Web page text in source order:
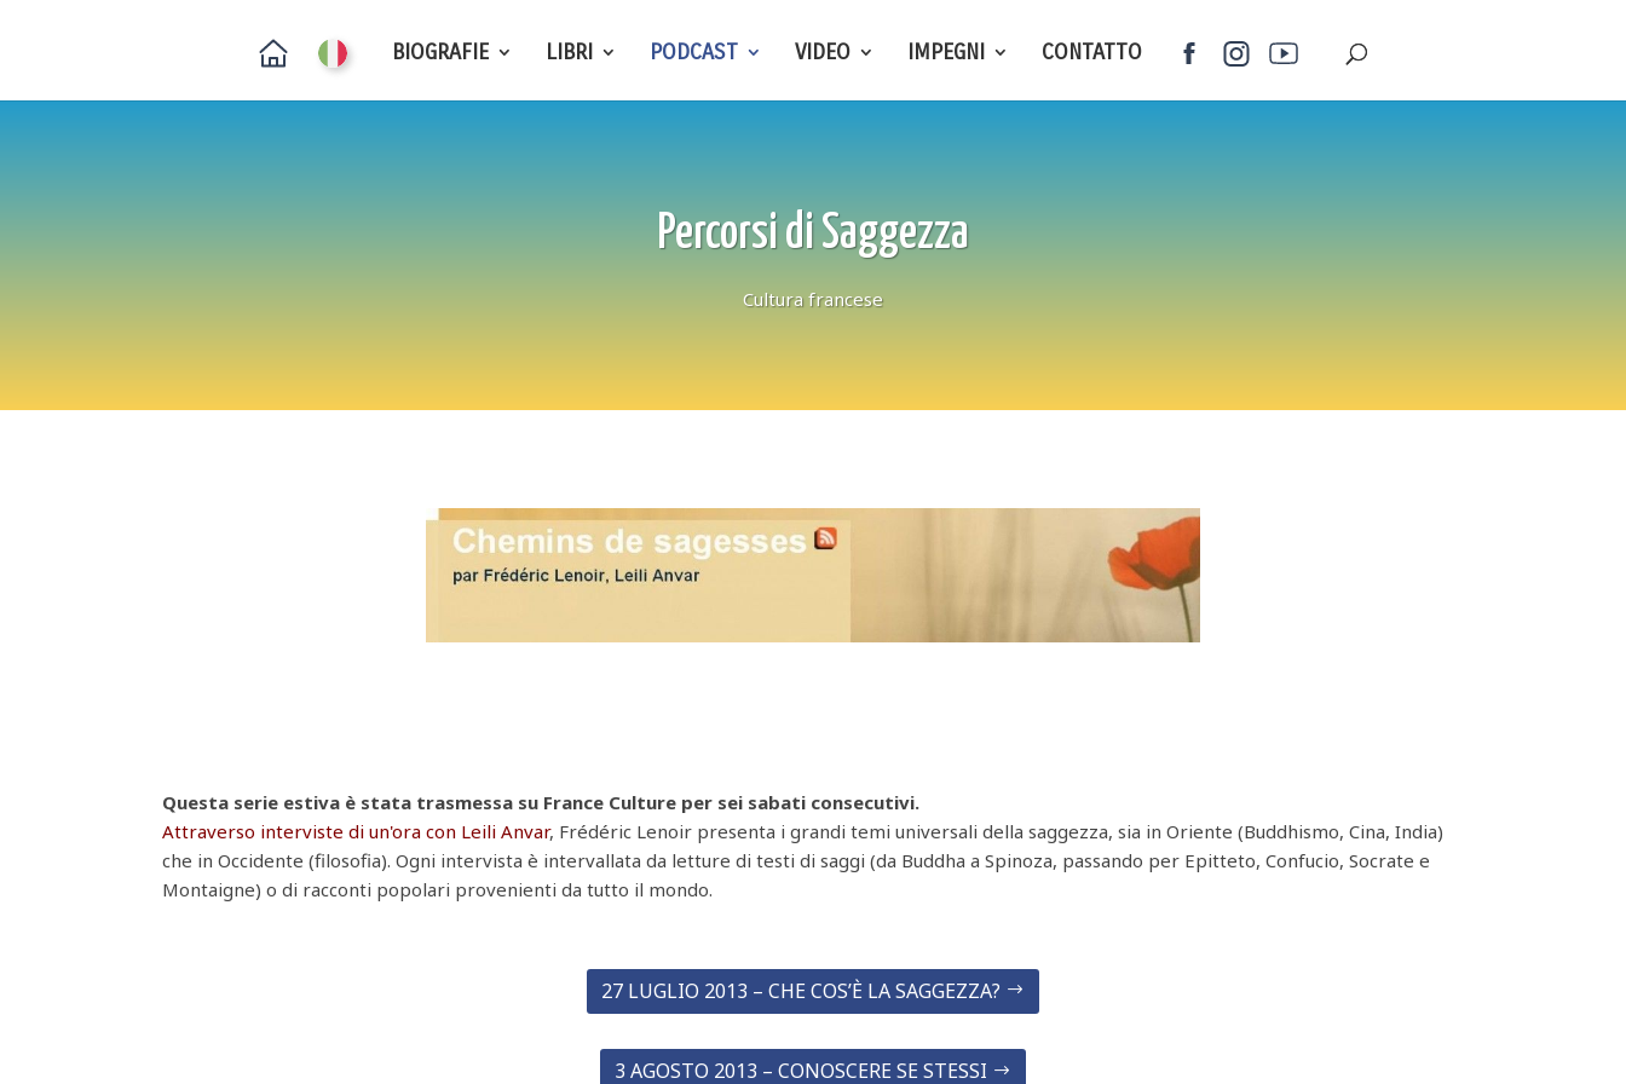
BIOGRAFIE LIBRI PODCAST VIDEO IMPEGNI CONTATTO
Percorsi di Saggezza
Cultura francese
Questa serie estiva è stata trasmessa su France Culture per sei sabati consecutivi.
Attraverso interviste di un'ora con Leili Anvar, Frédéric Lenoir presenta i grandi temi universali della saggezza, sia in Oriente (Buddhismo, Cina, India)
che in Occidente (filosofia). Ogni intervista è intervallata da letture di testi di saggi (da Buddha a Spinoza, passando per Epitteto, Confucio, Socrate e
Montaigne) o di racconti popolari provenienti da tutto il mondo.
27 LUGLIO 2013 – CHE COS’È LA SAGGEZZA?
3 AGOSTO 2013 – CONOSCERE SE STESSI